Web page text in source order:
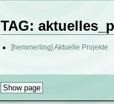
TAG:
[hemmerling] Aktuelle Projekte